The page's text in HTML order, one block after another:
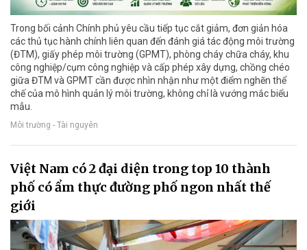
Trong bối cảnh Chính phủ yêu cầu tiếp tục cắt giảm, đơn giản hóa
các thủ tục hành chính liên quan đến đánh giá tác động môi trường
(ĐTM), giấy phép môi trường (GPMT), phòng cháy chữa cháy, khu
công nghiệp/cụm công nghiệp và cấp phép xây dựng, chồng chéo
giữa ĐTM và GPMT cần được nhìn nhận như một điểm nghẽn thể
chế của mô hình quản lý môi trường, không chỉ là vướng mắc biểu
mẫu.
Môi trường - Tài nguyên
Việt Nam có 2 đại diện trong top 10 thành
phố có ẩm thực đường phố ngon nhất thế
giới